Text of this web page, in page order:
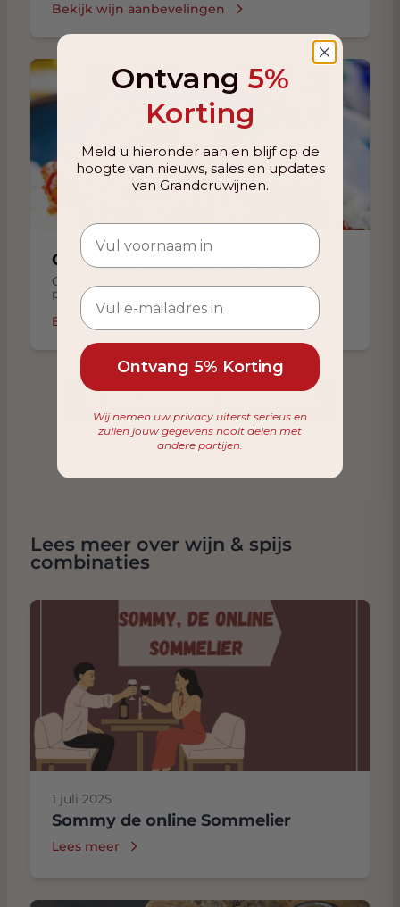
Bekijk wijn aanbevelingen
Crispy Tofu met Gochujang Saus
Gebakken krokante tofu geserveerd met een
pittige en zoete koreaanse gochujang saus.
Bekijk wijn aanbevelingen
Lees meer over wijn & spijs
combinaties
1 juli 2025
Sommy de online Sommelier
Lees meer
Ontvang 5%
Korting
Meld u hieronder aan en blijf op de
hoogte van nieuws, sales en updates
van Grandcruwijnen.
Ontvang 5% Korting
Wij nemen uw privacy uiterst serieus en
zullen jouw gegevens nooit delen met
andere partijen.